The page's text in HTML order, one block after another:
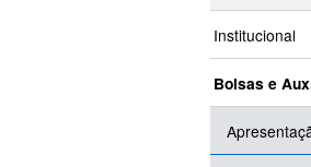
Institucional
Bolsas e